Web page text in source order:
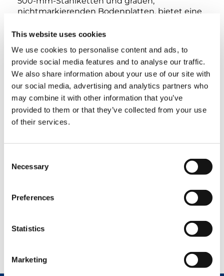
This website uses cookies
We use cookies to personalise content and ads, to
provide social media features and to analyse our traffic.
We also share information about your use of our site with
our social media, advertising and analytics partners who
may combine it with other information that you’ve
provided to them or that they’ve collected from your use
of their services.
Selection
Necessary
Preferences
Statistics
Marketing
nichtmarkierenden Bodenplatten, bietet eine
geringen Bodenbelastung von gerade einmal
Steigfähigkeit von bis zu 57 %, bewegt sich die
AS-23MC mühelos über vielfältige
Untergründe.
Ihr Sicherheitssystem umfasst Not-Aus-
Schalter, einen Fußschalter mit
Freigabefunktion, eine Plattform-
gewährleisten doppelt ausgelegte Sensoren
für die Chassis-Neigung, für Auslegerlänge und
Mit Transportabmessungen von 10,65 x 2,48 x
kombiniert die AS-23MC
auf einen Höhenzugang angewiesen sind.